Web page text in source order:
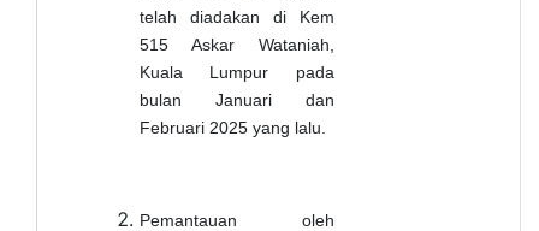
telah diadakan di Kem
515 Askar Wataniah,
Kuala Lumpur pada
bulan Januari dan
Februari 2025 yang lalu.
Pemantauan oleh